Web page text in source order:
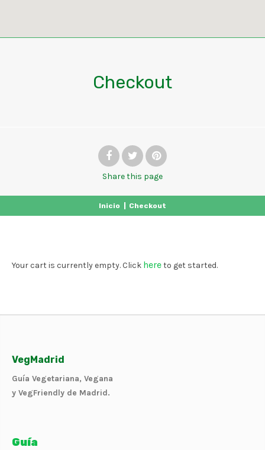
Checkout
Sharethis page
Inicio Checkout
Your cart is currently empty. Click hereto get started.
VegMadrid
Guía Vegetariana, Vegana
y VegFriendly de Madrid.
Guía